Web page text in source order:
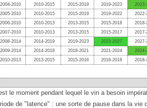
2004-2010 2010-2015 2015-2019 2019-2023
2023-
2005-2010 2010-2015 2015-2019 2019-2022
2022-
2006-2010 2010-2013 2013-2015 2015-2018
2018-
2007-2010 2010-2013 2013-2015 2015-2017
2017-
2008-2014 2014-2019 2019-2023 2023-2027
2027-
2009-2014 2014-2018 2018-2021 2021-2024
2024-
2010-2013 2013-2015 2015-2016 2016-2018 2018-
le moment pendant lequel le vin a besoin
de "latence" : une sorte de pause dans la vie